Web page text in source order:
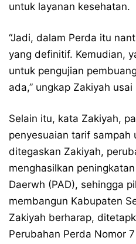
untuk layanan kesehatan.
“Jadi, dalam Perda itu
yang definitif. Kemudian,
untuk pengujian
ada,” ungkap Zakiyah usai
Selain itu, kata Zakiyah,
penyesuaian tarif sampah
ditegaskan Zakiyah,
menghasilkan
Daerwh (PAD), sehingga
membangun Kabupaten
Zakiyah berharap,
Perubahan Perda Nomor